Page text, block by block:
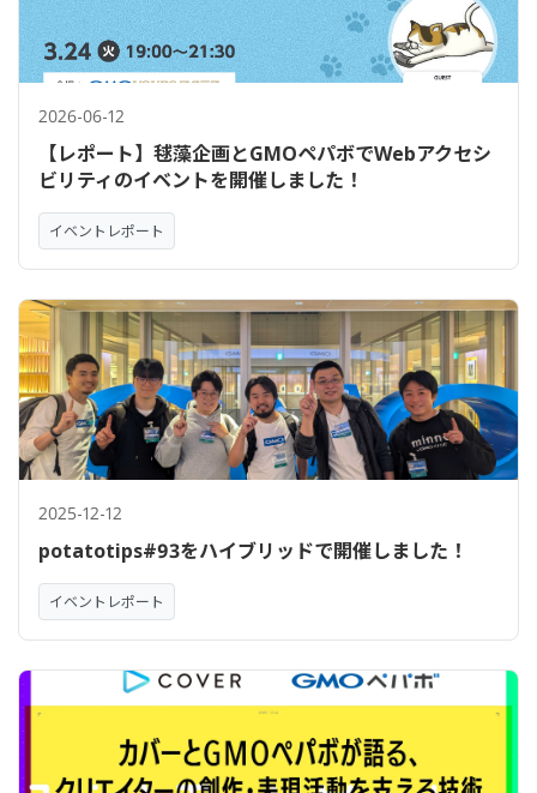
2026-06-12
【レポート】毬藻企画とGMOペパボでWebアクセシ
ビリティのイベントを開催しました！
イベントレポート
2025-12-12
potatotips#93をハイブリッドで開催しました！
イベントレポート